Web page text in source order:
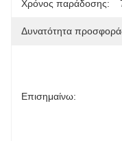
Χρόνος παράδοσης:
Δυνατότητα
Επισημαίνω: